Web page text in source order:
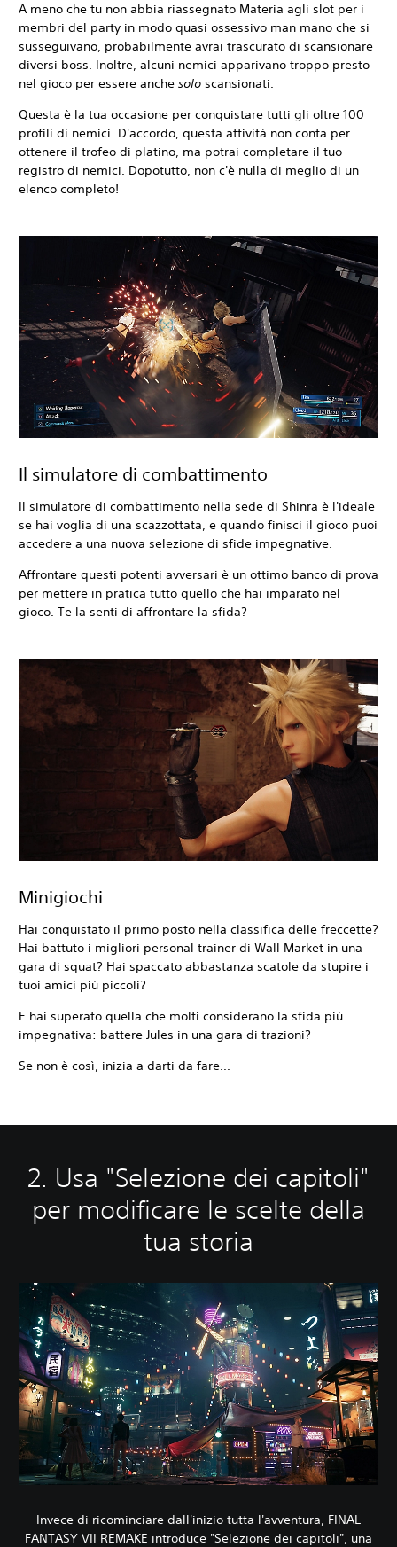
A meno che tu non abbia riassegnato Materia agli slot per i
membri del party in modo quasi ossessivo man mano che si
susseguivano, probabilmente avrai trascurato di scansionare
diversi boss. Inoltre, alcuni nemici apparivano troppo presto
nel gioco per essere anche solo scansionati.
Questa è la tua occasione per conquistare tutti gli oltre 100
profili di nemici. D'accordo, questa attività non conta per
ottenere il trofeo di platino, ma potrai completare il tuo
registro di nemici. Dopotutto, non c'è nulla di meglio di un
elenco completo!
Il simulatore di combattimento
Il simulatore di combattimento nella sede di Shinra è l'ideale
se hai voglia di una scazzottata, e quando finisci il gioco puoi
accedere a una nuova selezione di sfide impegnative.
Affrontare questi potenti avversari è un ottimo banco di prova
per mettere in pratica tutto quello che hai imparato nel
gioco. Te la senti di affrontare la sfida?
Minigiochi
Hai conquistato il primo posto nella classifica delle freccette?
Hai battuto i migliori personal trainer di Wall Market in una
gara di squat? Hai spaccato abbastanza scatole da stupire i
tuoi amici più piccoli?
E hai superato quella che molti considerano la sfida più
impegnativa: battere Jules in una gara di trazioni?
Se non è così, inizia a darti da fare...
2. Usa "Selezione dei capitoli"
per modificare le scelte della
tua storia
Invece di ricominciare dall'inizio tutta l'avventura, FINAL
FANTASY VII REMAKE introduce "Selezione dei capitoli", una